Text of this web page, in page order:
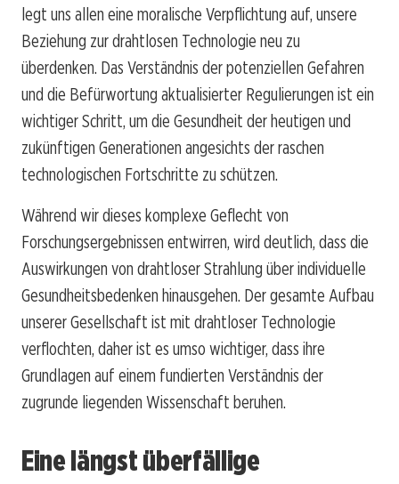
legt uns allen eine moralische Verpflichtung auf, unsere
Beziehung zur drahtlosen Technologie neu zu
überdenken. Das Verständnis der potenziellen Gefahren
und die Befürwortung aktualisierter Regulierungen ist ein
wichtiger Schritt, um die Gesundheit der heutigen und
zukünftigen Generationen angesichts der raschen
technologischen Fortschritte zu schützen.
Während wir dieses komplexe Geflecht von
Forschungsergebnissen entwirren, wird deutlich, dass die
Auswirkungen von drahtloser Strahlung über individuelle
Gesundheitsbedenken hinausgehen. Der gesamte Aufbau
unserer Gesellschaft ist mit drahtloser Technologie
verflochten, daher ist es umso wichtiger, dass ihre
Grundlagen auf einem fundierten Verständnis der
zugrunde liegenden Wissenschaft beruhen.
Eine längst überfällige